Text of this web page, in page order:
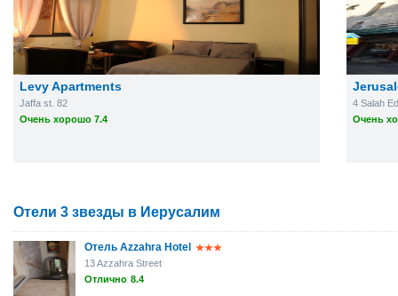
Levy Apartments
Jaffa st. 82
Очень хорошо 7.4
4 Salah
Очень
Отели 3 звезды в Иерусалим
Отель Azzahra Hotel
13 Azzahra Street
Отлично 8.4